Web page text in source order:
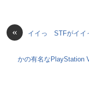
« イイっ STFがイ
かの有名なPlayStation